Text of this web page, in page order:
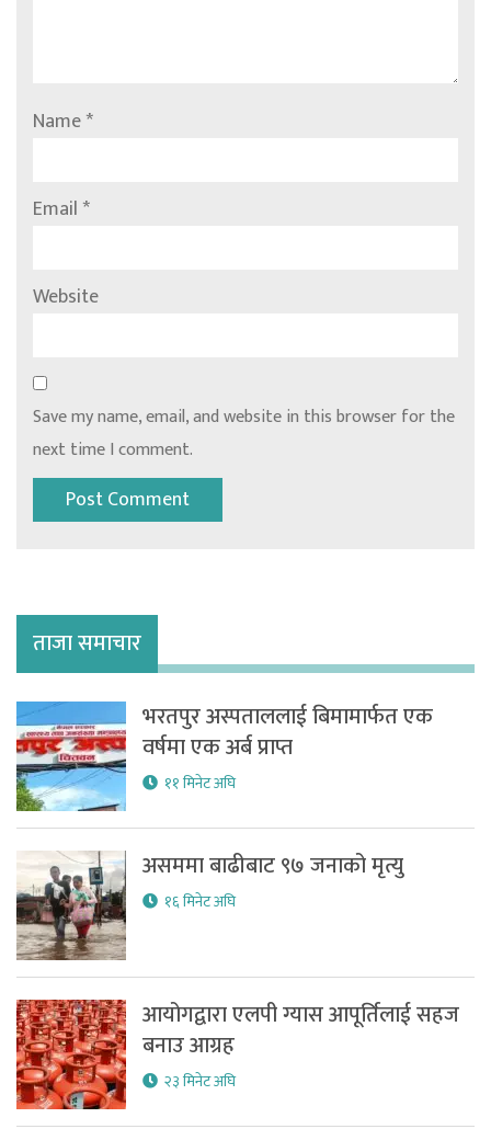
Name*
Email*
Website
Save my name, email, and website in this browser for the
next time I comment.
ताजा समाचार
भरतपुर अस्पताललाई बिमामार्फत एक
वर्षमा एक अर्ब प्राप्त
११ मिनेट अघि
असममा बाढीबाट ९७ जनाको मृत्यु
१६ मिनेट अघि
आयोगद्वारा एलपी ग्यास आपूर्तिलाई सहज
बनाउ आग्रह
२३ मिनेट अघि